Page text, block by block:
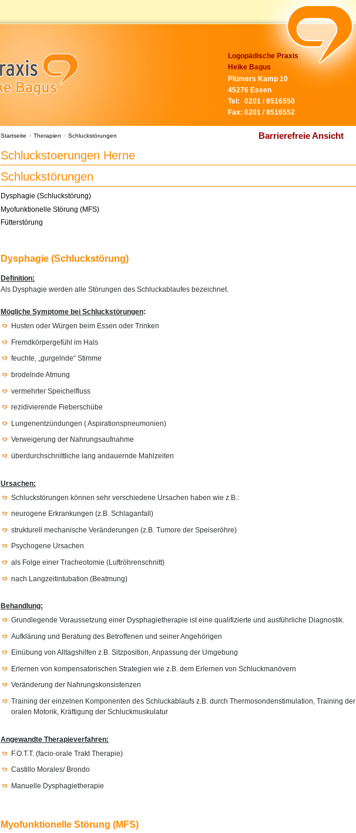
Logopädische Praxis
Heike Bagus
Plümers Kamp 10
45276 Essen
Tel:
0201 / 8516550
Fax: 0201 / 8516552
Barrierefreie Ansicht
Startseite > Therapien > Schluckstörungen
Schluckstoerungen Herne
Schluckstörungen
Dysphagie (Schluckstörung)
Myofunktionelle Störung (MFS)
Fütterstörung
Dysphagie (Schluckstörung)
Definition:
Als Dysphagie werden alle Störungen des Schluckablaufes bezeichnet.
Mögliche Symptome bei Schluckstörungen:
Husten oder Würgen beim Essen oder Trinken
Fremdkörpergefühl im Hals
feuchte, „gurgelnde“ Stimme
brodelnde Atmung
vermehrter Speichelfluss
rezidivierende Fieberschübe
Lungenentzündungen ( Aspirationspneumonien)
Verweigerung der Nahrungsaufnahme
überdurchschnittliche lang andauernde Mahlzeiten
Ursachen:
Schluckstörungen können sehr verschiedene Ursachen haben wie z.B.:
neurogene Erkrankungen (z.B. Schlaganfall)
strukturell mechanische Veränderungen (z.B. Tumore der Speiseröhre)
Psychogene Ursachen
als Folge einer Tracheotomie (Luftröhrenschnitt)
nach Langzeitintubation (Beatmung)
Behandlung:
Grundlegende Voraussetzung einer Dysphagietherapie ist eine qualifizierte und ausführliche Diagnostik.
Aufklärung und Beratung des Betroffenen und seiner Angehörigen
Einübung von Alltagshilfen z.B. Sitzposition, Anpassung der Umgebung
Erlernen von kompensatorischen Strategien wie z.B. dem Erlernen von Schluckmanövern
Veränderung der Nahrungskonsistenzen
Training der einzelnen Komponenten des Schluckablaufs z.B. durch Thermosondenstimulation, Training der
oralen Motorik, Kräftigung der Schluckmuskulatur
Angewandte Therapieverfahren:
F.O.T.T. (facio-orale Trakt Therapie)
Castillo Morales/ Brondo
Manuelle Dysphagietherapie
Myofunktionelle Störung (MFS)